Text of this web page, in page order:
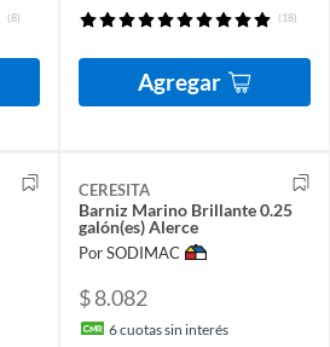
(8) (18)
Agregar
CERESITA
Barniz Marino Brillante 0.25
galón(es) Alerce
Por SODIMAC
$ 8.082
6cuotas sin interés